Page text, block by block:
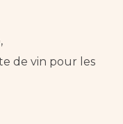
de vin pour les